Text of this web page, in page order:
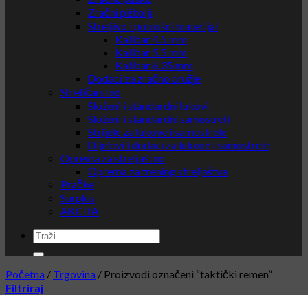
Zračni pištolji
Streljivo i potrošni materijal
Kalibar 4.5 mm
Kalibar 5.5 mm
Kalibar 6.35 mm
Dodaci za zračno oružje
Streličarstvo
Složeni i standardni lukovi
Složeni i standardni samostreli
Strijele za lukove i samostrele
Dijelovi i dodaci za lukove i samostrele
Oprema za streljaštvo
Oprema za trening streljaštva
Pračke
Surplus
AKCIJA
Početna / Trgovina / Proizvodi označeni “taktički remen”
Filtriraj